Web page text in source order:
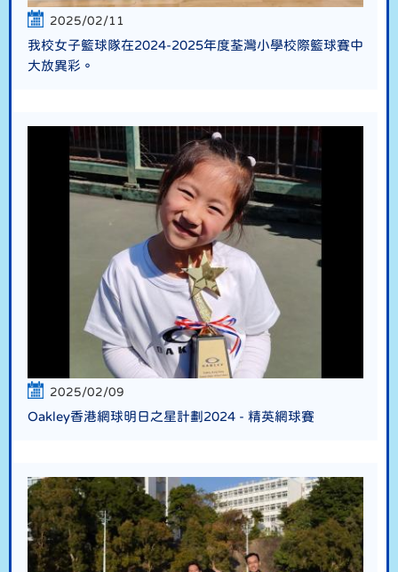
2025/02/11
我校女子籃球隊在2024-2025年度荃灣小學校際籃球賽中
大放異彩。
2025/02/09
Oakley香港網球明日之星計劃2024 - 精英網球賽